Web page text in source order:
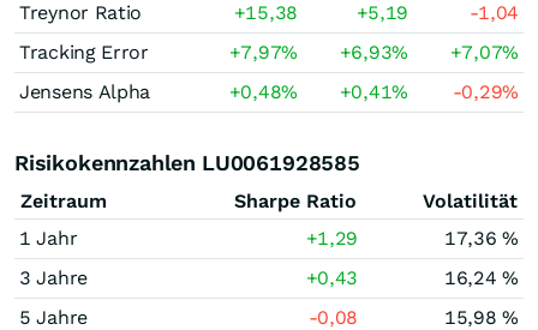
Treynor Ratio
+15,38 +5,19
-1,04
Tracking Error
+7,97% +6,93% +7,07%
Jensens Alpha
+0,48% +0,41% -0,29%
Risikokennzahlen LU0061928585
Zeitraum Sharpe Ratio
Volatilität
1 Jahr
+1,29
17,36 %
3 Jahre
+0,43
16,24 %
5 Jahre
-0,08 15,98 %